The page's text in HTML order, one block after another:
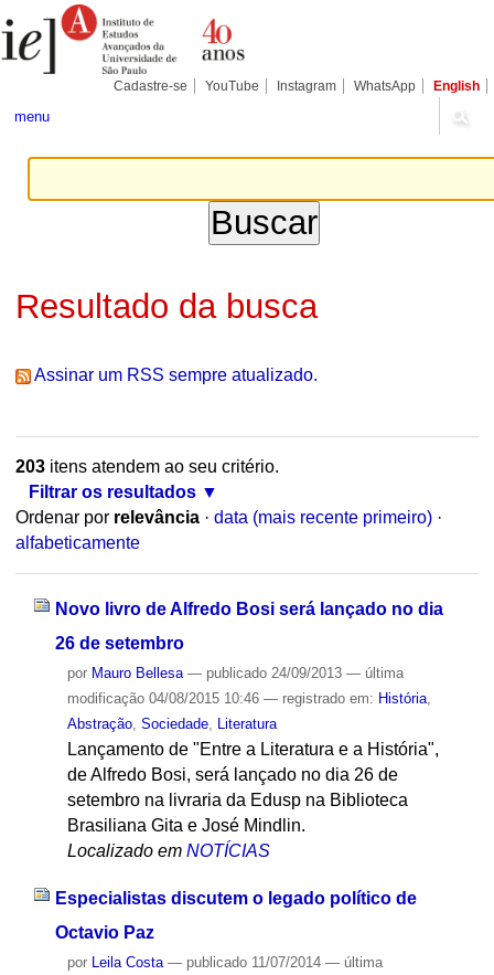
para
conteúdo.
Pessoais
Cadastre-se YouTube Instagram WhatsApp English
menu
Resultado da busca
Assinar um RSS sempre atualizado.
203itens atendem ao seu critério.
Filtrar os resultados
Ordenar por relevância · data (mais recente primeiro) ·
alfabeticamente
Novo livro de Alfredo Bosi será lançado no dia
26 de setembro
por Mauro Bellesa — publicado24/09/2013 — última
modificação04/08/2015 10:46 — registrado em: História,
Abstração, Sociedade, Literatura
Lançamento de "Entre a Literatura e a História",
de Alfredo Bosi, será lançado no dia 26 de
setembro na livraria da Edusp na Biblioteca
Brasiliana Gita e José Mindlin.
Localizado em NOTÍCIAS
Especialistas discutem o legado político de
Octavio Paz
por Leila Costa — publicado11/07/2014 — última